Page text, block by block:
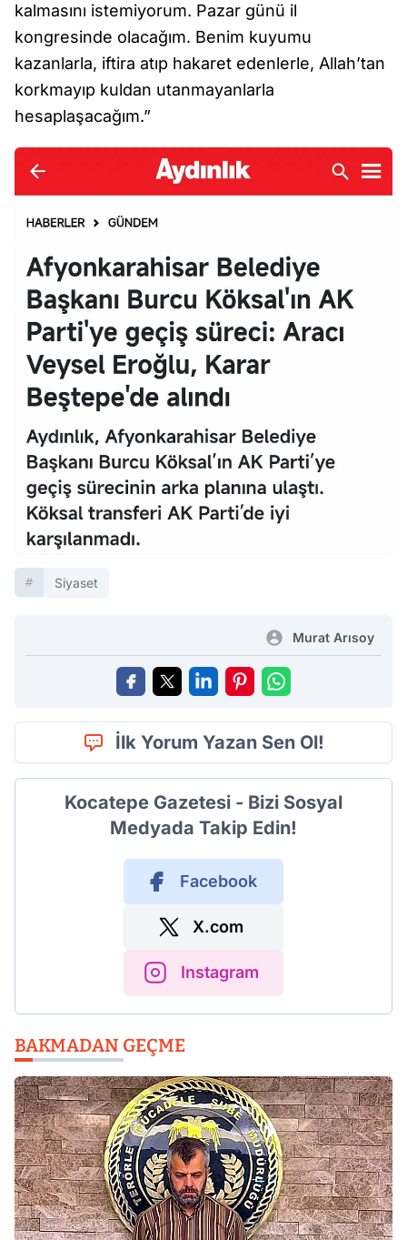
kalmasını istemiyorum. Pazar günü il
kongresinde olacağım. Benim kuyumu
kazanlarla, iftira atıp hakaret edenlerle, Allah’tan
korkmayıp kuldan utanmayanlarla
hesaplaşacağım.”
Siyaset
Murat Arısoy
İlk Yorum Yazan Sen Ol!
Kocatepe Gazetesi - Bizi Sosyal
Medyada Takip Edin!
Facebook
X.com
Instagram
BAKMADAN GEÇME